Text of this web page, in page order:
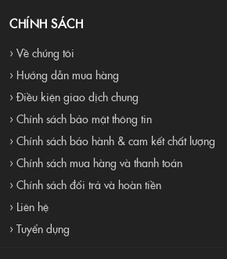
CHÍNH SÁCH
› Về chúng tôi
› Hướng dẫn mua hàng
› Điều kiện giao dịch chung
› Chính sách bảo mật thông tin
› Chính sách bảo hành & cam kết chất lượng
› Chính sách mua hàng và thanh toán
› Chính sách đổi trả và hoàn tiền
› Liên hệ
› Tuyển dụng